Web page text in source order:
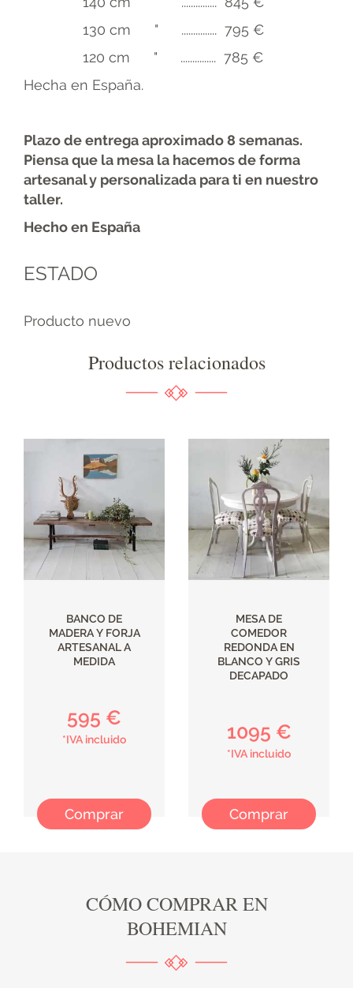
130 cm " ............... 795 €
120 cm " ............... 785 €
Hecha en España.
Plazo de entrega aproximado 8 semanas.
Piensa que la mesa la hacemos de forma
artesanal y personalizada para ti en nuestro
taller.
Hecho en España
ESTADO
Producto nuevo
Productos relacionados
BANCO DE
MADERA Y FORJA
ARTESANAL A
MEDIDA
595 €
*IVA incluido
Comprar
MESA DE
COMEDOR
REDONDA EN
BLANCO Y GRIS
DECAPADO
1095 €
*IVA incluido
Comprar
CÓMO COMPRAR EN
BOHEMIAN